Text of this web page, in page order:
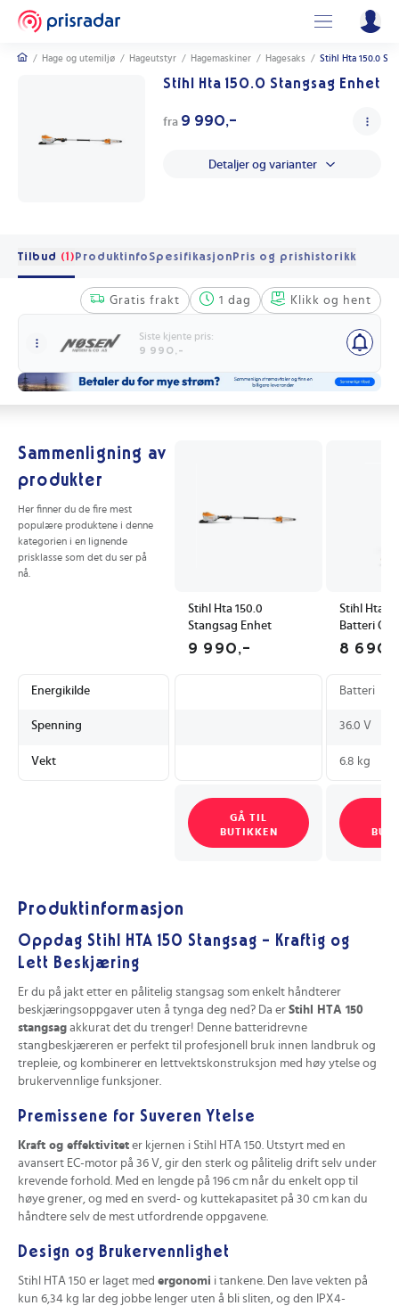
/ Hage og utemiljø / Hageutstyr / Hagemaskiner / Hagesaks / Stihl Hta 150.0
Stihl Hta 150.0 Stangsag Enhet
fra 9 990,-
Detaljer og varianter
Tilbud (1)Produktinfo SpesifikasjonPris og prishistorikk
Gratis frakt 1 dag Klikk og hent
Siste kjente pris:
9 990,-
Sammenligning av
produkter
Her finner du de fire mest
populære produktene i denne
kategorien i en lignende
prisklasse som det du ser på
nå.
Stihl Hta 150.0
Stangsag Enhet
9 990,-
Stihl Hta
Batteri Og
8
Energikilde Batteri
Spenning 36.0 V
Vekt 6.8 kg
GÅ TIL
BUTIKKEN
Produktinformasjon
Oppdag Stihl HTA 150 Stangsag – Kraftig og
Lett Beskjæring
Er du på jakt etter en pålitelig stangsag som enkelt håndterer
beskjæringsoppgaver uten å tynga deg ned? Da er Stihl HTA 150
stangsag akkurat det du trenger! Denne batteridrevne
stangbeskjæreren er perfekt til profesjonell bruk innen landbruk og
trepleie, og kombinerer en lettvektskonstruksjon med høy ytelse og
brukervennlige funksjoner.
Premissene for Suveren Ytelse
Kraft og effektivitet er kjernen i Stihl HTA 150. Utstyrt med en
avansert EC-motor på 36 V, gir den sterk og pålitelig drift selv under
krevende forhold. Med en lengde på 196 cm når du enkelt opp til
høye grener, og med en sverd- og kuttekapasitet på 30 cm kan du
håndtere selv de mest utfordrende oppgavene.
Design og Brukervennlighet
Stihl HTA 150 er laget med ergonomi i tankene. Den lave vekten på
kun 6,34 kg lar deg jobbe lenger uten å bli sliten, og den IPX4-